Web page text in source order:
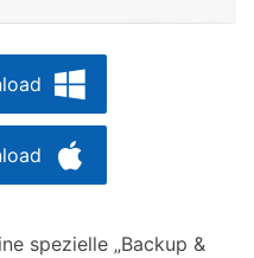
spezielle „Backup &